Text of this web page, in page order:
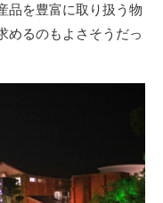
品を豊富に取り扱う物
めるのもよさそうだっ